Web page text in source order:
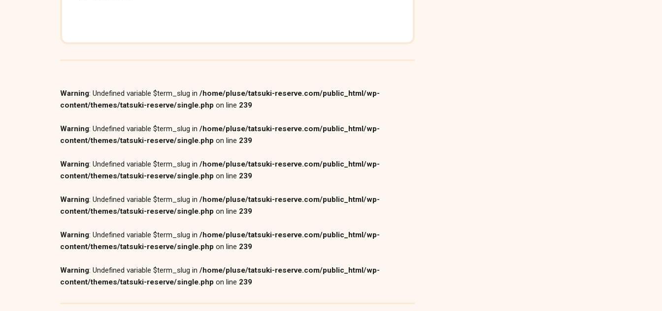
Warning: Undefined variable $term_slug in /home/pluse/tatsuki-reserve.com/public_html/wp-
content/themes/tatsuki-reserve/single.php on line 239
Warning: Undefined variable $term_slug in /home/pluse/tatsuki-reserve.com/public_html/wp-
content/themes/tatsuki-reserve/single.php on line 239
Warning: Undefined variable $term_slug in /home/pluse/tatsuki-reserve.com/public_html/wp-
content/themes/tatsuki-reserve/single.php on line 239
Warning: Undefined variable $term_slug in /home/pluse/tatsuki-reserve.com/public_html/wp-
content/themes/tatsuki-reserve/single.php on line 239
Warning: Undefined variable $term_slug in /home/pluse/tatsuki-reserve.com/public_html/wp-
content/themes/tatsuki-reserve/single.php on line 239
Warning: Undefined variable $term_slug in /home/pluse/tatsuki-reserve.com/public_html/wp-
content/themes/tatsuki-reserve/single.php on line 239